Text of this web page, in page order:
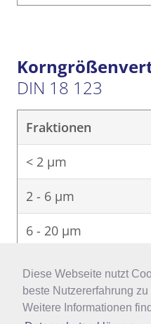
Diese Webseite nutzt
beste Nutzererfahrung
Weitere Informationen
Diese Webseite nutzt
beste Nutzererfahrung
Weitere Informationen
DIN 18 123
Fraktionen
< 2 μm
2 - 6 μm
6 - 20 μm
63 - 200 μm